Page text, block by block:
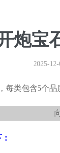
炮宝
2025-
每类包含5个